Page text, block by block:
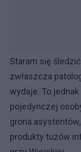
Staram się
zwłaszcza
wydaje. To
pojedynczej
grona
produkty tuzów